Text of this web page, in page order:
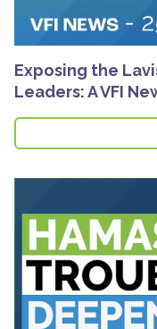
Exposing the
Leaders: A VFI